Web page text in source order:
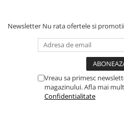
Scene şi Ring-uri de Dans
Instrumente Muzicale
Chitare si bass
Newsletter Nu rata ofertele si
Vreau sa primesc
magazinului. Afla mai
Confidentialitate